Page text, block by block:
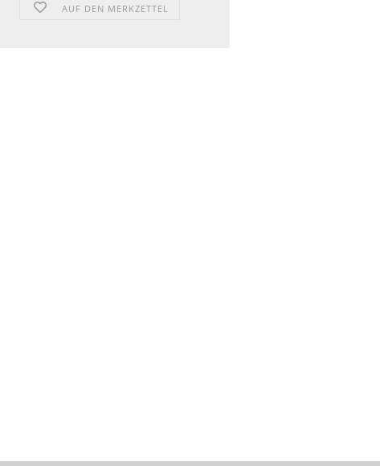
AUF DEN MERKZETTEL